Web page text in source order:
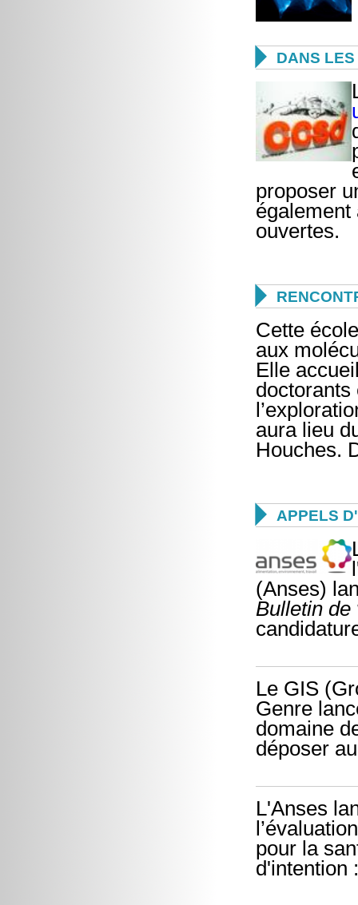
 DANS
proposer
également
ouvertes.

Cette
aux
Elle
doctorants
aura lieu
Houches.
 APPELS
(Anses)
Bulletin de
Le GIS
Genre
domaine
déposer
L'Anses
pour la
d'intention